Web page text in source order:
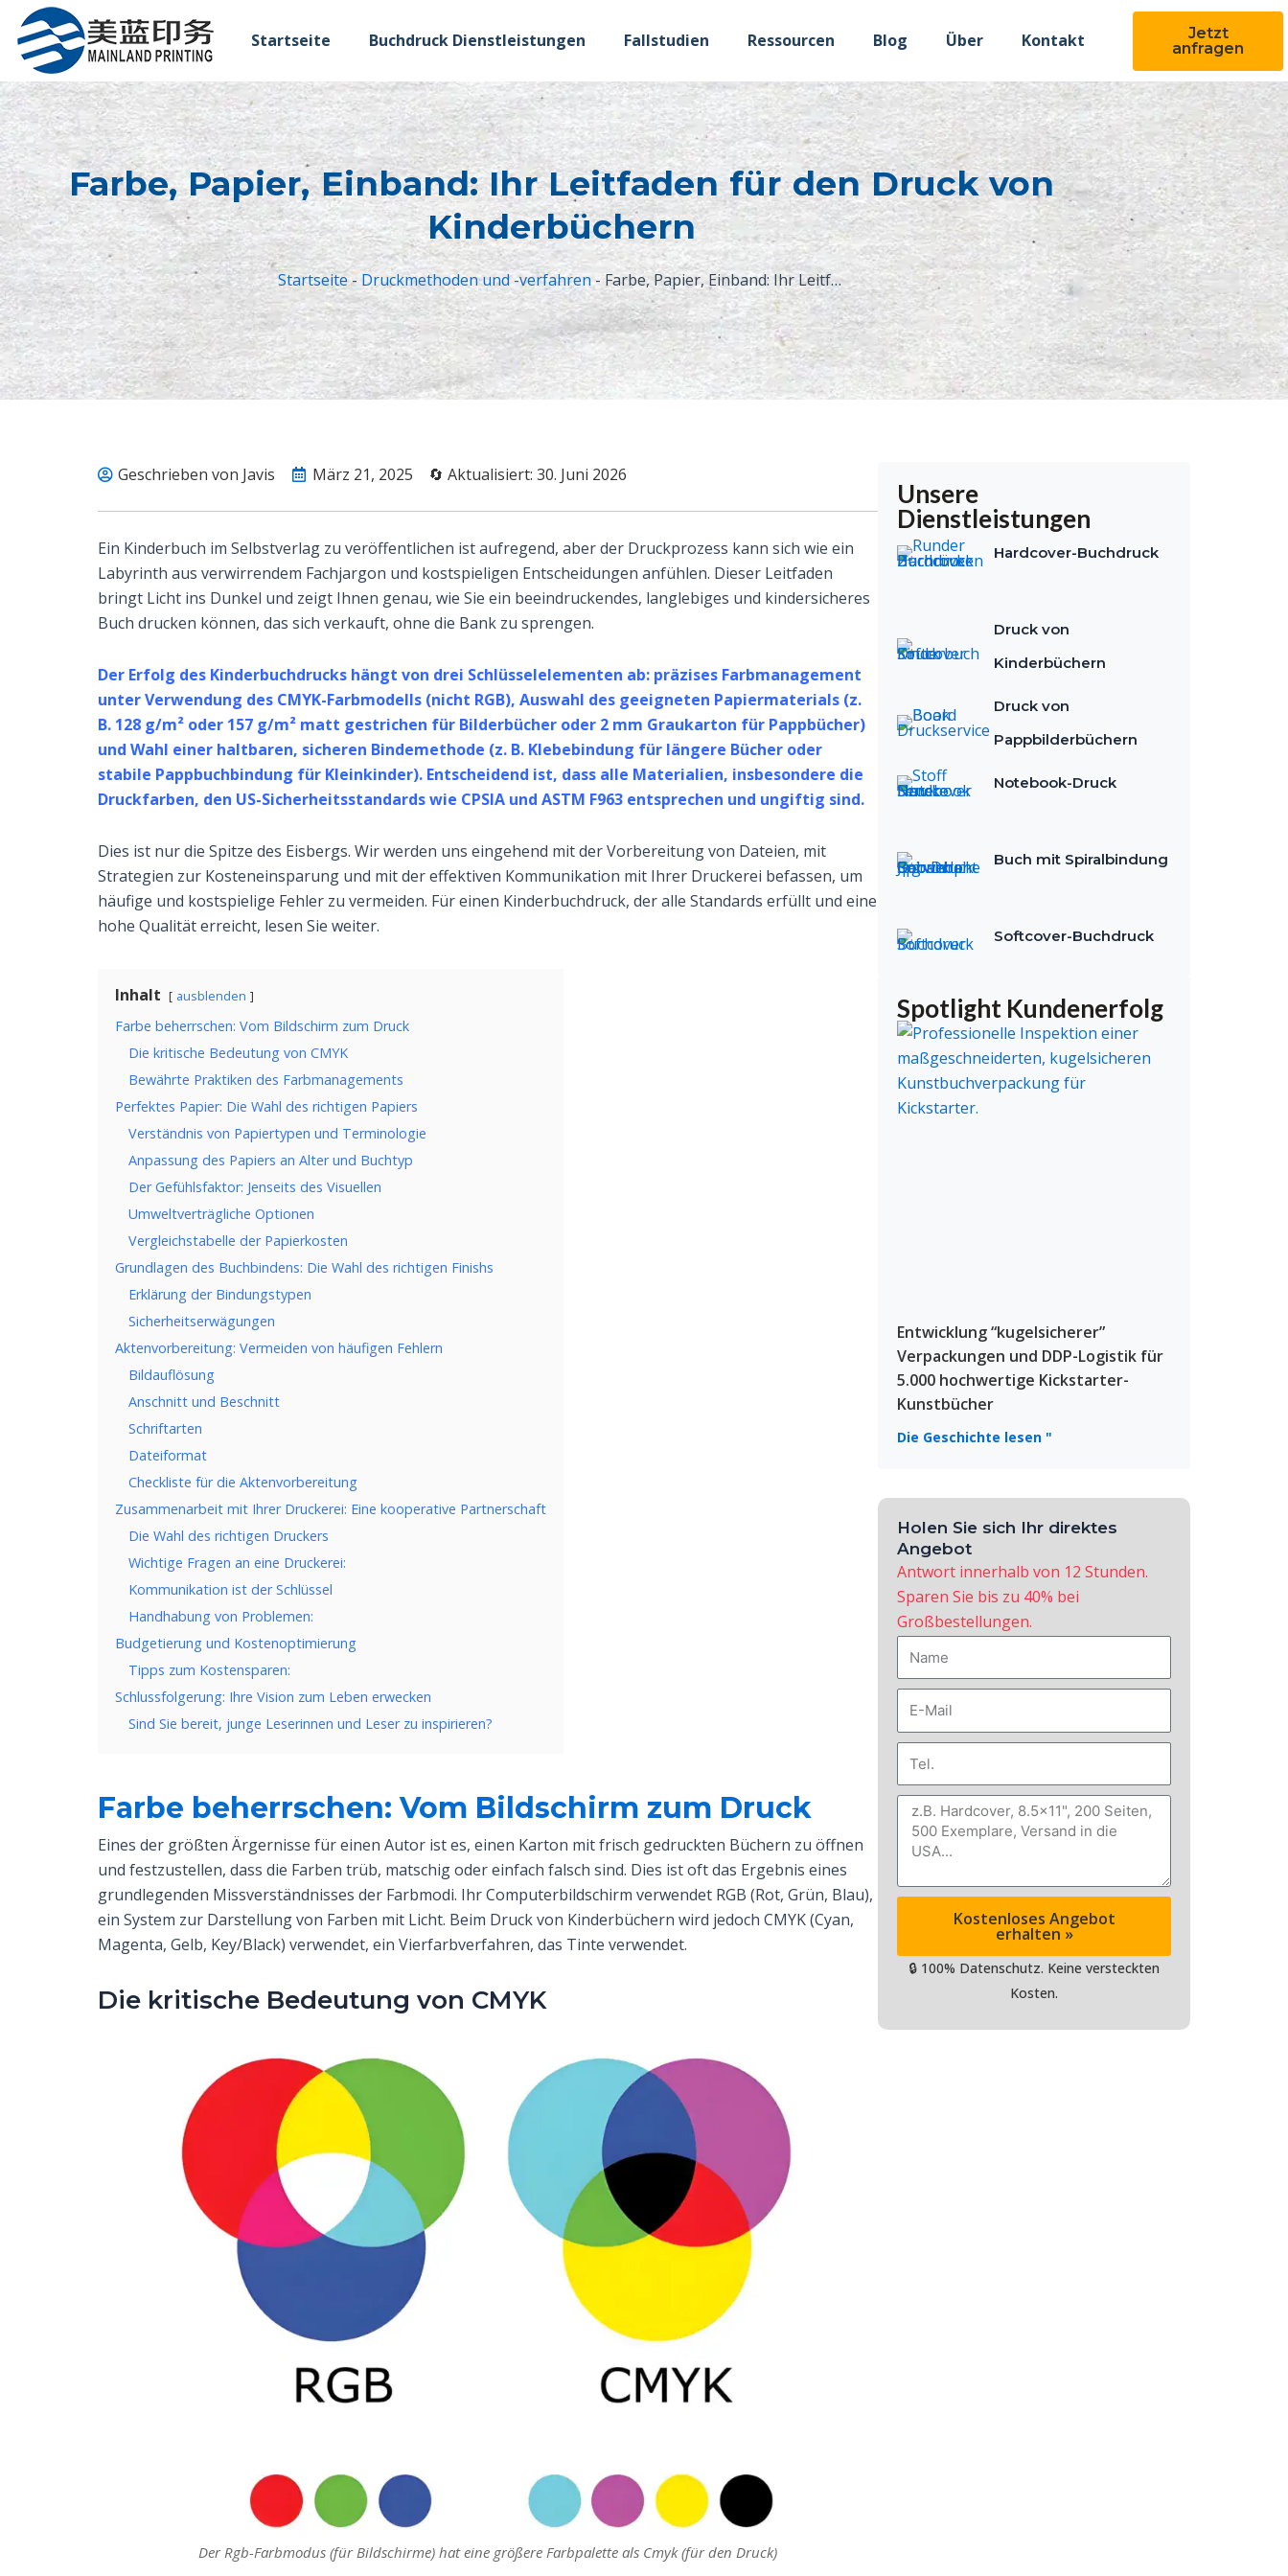
容
Startseite Buchdruck Dienstleistungen Fallstudien Ressourcen Blog Über Kontakt
Jetzt
anfragen
Farbe, Papier, Einband: Ihr Leitfaden für den Druck von
Kinderbüchern
Startseite- Druckmethoden und -verfahren- Farbe, Papier, Einband: Ihr Leitfaden für den Druck von Kinderbüchern
Geschrieben von Javis März 21, 2025 🔄 Aktualisiert: 30. Juni 2026
Ein Kinderbuch im Selbstverlag zu veröffentlichen ist aufregend, aber der Druckprozess kann sich wie ein
Labyrinth aus verwirrendem Fachjargon und kostspieligen Entscheidungen anfühlen. Dieser Leitfaden
bringt Licht ins Dunkel und zeigt Ihnen genau, wie Sie ein beeindruckendes, langlebiges und kindersicheres
Buch drucken können, das sich verkauft, ohne die Bank zu sprengen.
Der Erfolg des Kinderbuchdrucks hängt von drei Schlüsselelementen ab: präzises Farbmanagement
unter Verwendung des CMYK-Farbmodells (nicht RGB), Auswahl des geeigneten Papiermaterials (z.
B. 128 g/m² oder 157 g/m² matt gestrichen für Bilderbücher oder 2 mm Graukarton für Pappbücher)
und Wahl einer haltbaren, sicheren Bindemethode (z. B. Klebebindung für längere Bücher oder
stabile Pappbuchbindung für Kleinkinder). Entscheidend ist, dass alle Materialien, insbesondere die
Druckfarben, den US-Sicherheitsstandards wie CPSIA und ASTM F963 entsprechen und ungiftig sind.
Dies ist nur die Spitze des Eisbergs. Wir werden uns eingehend mit der Vorbereitung von Dateien, mit
Strategien zur Kosteneinsparung und mit der effektiven Kommunikation mit Ihrer Druckerei befassen, um
häufige und kostspielige Fehler zu vermeiden. Für einen Kinderbuchdruck, der alle Standards erfüllt und eine
hohe Qualität erreicht, lesen Sie weiter.
Inhalt ausblenden
Farbe beherrschen: Vom Bildschirm zum Druck
Die kritische Bedeutung von CMYK
Bewährte Praktiken des Farbmanagements
Perfektes Papier: Die Wahl des richtigen Papiers
Verständnis von Papiertypen und Terminologie
Anpassung des Papiers an Alter und Buchtyp
Der Gefühlsfaktor: Jenseits des Visuellen
Umweltverträgliche Optionen
Vergleichstabelle der Papierkosten
Grundlagen des Buchbindens: Die Wahl des richtigen Finishs
Erklärung der Bindungstypen
Sicherheitserwägungen
Aktenvorbereitung: Vermeiden von häufigen Fehlern
Bildauflösung
Anschnitt und Beschnitt
Schriftarten
Dateiformat
Checkliste für die Aktenvorbereitung
Zusammenarbeit mit Ihrer Druckerei: Eine kooperative Partnerschaft
Die Wahl des richtigen Druckers
Wichtige Fragen an eine Druckerei:
Kommunikation ist der Schlüssel
Handhabung von Problemen:
Budgetierung und Kostenoptimierung
Tipps zum Kostensparen:
Schlussfolgerung: Ihre Vision zum Leben erwecken
Sind Sie bereit, junge Leserinnen und Leser zu inspirieren?
Farbe beherrschen: Vom Bildschirm zum Druck
Eines der größten Ärgernisse für einen Autor ist es, einen Karton mit frisch gedruckten Büchern zu öffnen
und festzustellen, dass die Farben trüb, matschig oder einfach falsch sind. Dies ist oft das Ergebnis eines
grundlegenden Missverständnisses der Farbmodi. Ihr Computerbildschirm verwendet RGB (Rot, Grün, Blau),
ein System zur Darstellung von Farben mit Licht. Beim Druck von Kinderbüchern wird jedoch CMYK (Cyan,
Magenta, Gelb, Key/Black) verwendet, ein Vierfarbverfahren, das Tinte verwendet.
Die kritische Bedeutung von CMYK
Der Rgb-Farbmodus (für Bildschirme) hat eine größere Farbpalette als Cmyk (für den Druck)
Unsere
Dienstleistungen
Hardcover-Buchdruck
Druck von
Kinderbüchern
Druck von
Pappbilderbüchern
Notebook-Druck
Buch mit Spiralbindung
Softcover-Buchdruck
Spotlight Kundenerfolg
Entwicklung “kugelsicherer”
Verpackungen und DDP-Logistik für
5.000 hochwertige Kickstarter-
Kunstbücher
Die Geschichte lesen "
Holen Sie sich Ihr direktes
Angebot
Antwort innerhalb von 12 Stunden.
Sparen Sie bis zu 40% bei
Großbestellungen.
Name
E-
Tel.
Nachricht
Kostenloses Angebot
erhalten »
🔒 100% Datenschutz. Keine versteckten
Kosten.